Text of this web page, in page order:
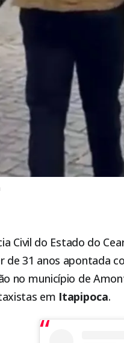
Civil do Estado do
de 31 anos apontada
no município de
em Itapipoca.